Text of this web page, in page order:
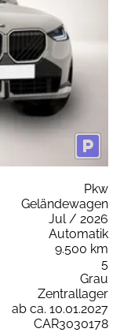
Pkw
Geländewagen
Jul / 2026
Automatik
9.500 km
5
Grau
Zentrallager
ab ca. 10.01.2027
CAR3030178